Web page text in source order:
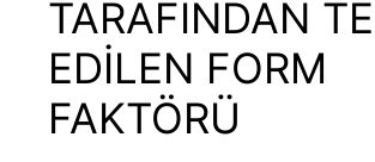
TARAFINDAN
EDİLEN FORM
FAKTÖRÜ